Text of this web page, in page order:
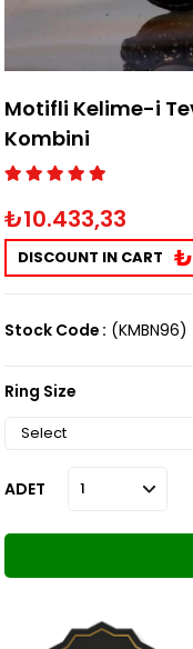
Motifli Kelime-i
Kombini
₺10.433,33
DISCOUNT IN CART
Stock Code (KMBN96)
Ring Size
ADET